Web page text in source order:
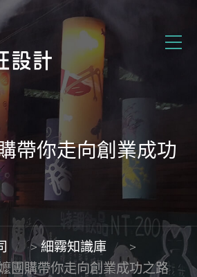
帶你走向創業成功
>細霧知識庫
>
團購帶你走向創業成功之路